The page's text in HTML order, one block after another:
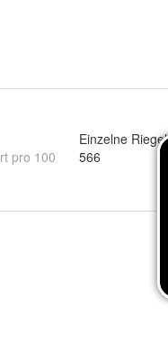
Einzelne Riegel
pro 100
566